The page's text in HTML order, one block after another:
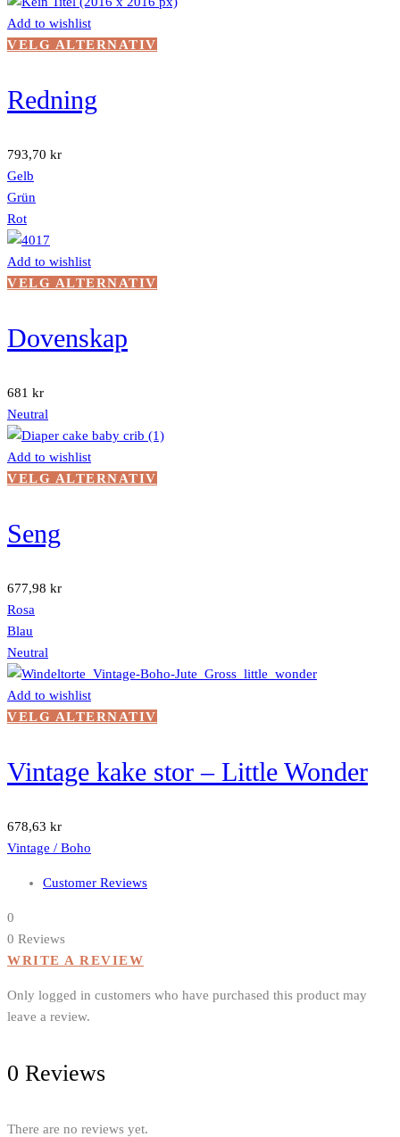
Add to wishlist
VELG ALTERNATIV
Redning
793,70 kr
Gelb
Grün
Rot
Add to wishlist
VELG ALTERNATIV
velges
produktsiden
Dovenskap
681 kr
Neutral
Add to wishlist
VELG ALTERNATIV
produktsiden
Seng
677,98 kr
Rosa
Blau
Neutral
Add to wishlist
VELG ALTERNATIV
flere
Vintage kake stor – Little Wonder
678,63 kr
Vintage / Boho
Customer Reviews
0
0 Reviews
WRITE A REVIEW
Only logged in customers who have purchased this product may
leave a review.
0 Reviews
There are no reviews yet.